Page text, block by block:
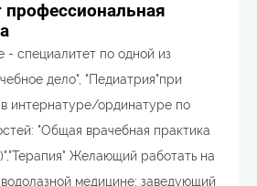
профессиональная
- специалитет по одной из
дело", "Педиатрия"при
в интернатуре/ординатуре по
"Общая врачебная практика
Желающий работать на
медицине; заведующий